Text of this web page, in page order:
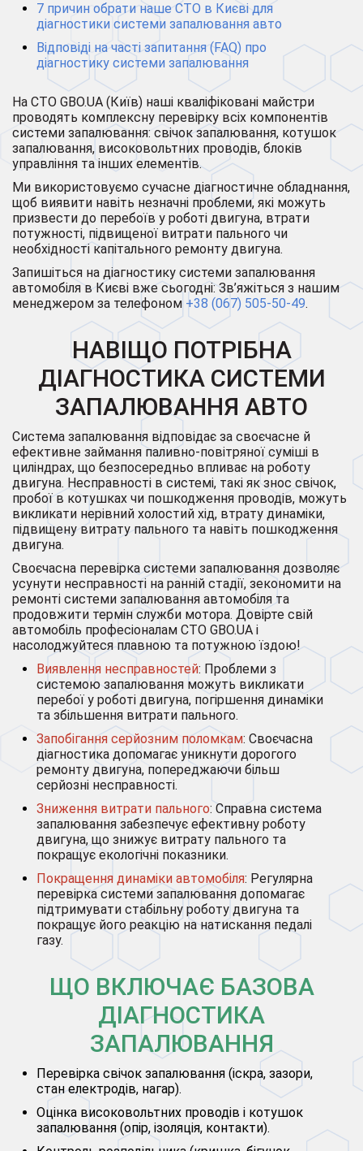
7 причин обрати наше СТО в Києві для
діагностики системи запалювання авто
Відповіді на часті запитання (FAQ) про
діагностику системи запалювання
На СТО GBO.UA (Київ) наші кваліфіковані майстри
проводять комплексну перевірку всіх компонентів
системи запалювання: свічок запалювання, котушок
запалювання, високовольтних проводів, блоків
управління та інших елементів.
Ми використовуємо сучасне діагностичне обладнання,
щоб виявити навіть незначні проблеми, які можуть
призвести до перебоїв у роботі двигуна, втрати
потужності, підвищеної витрати пального чи
необхідності капітального ремонту двигуна.
Запишіться на діагностику системи запалювання
автомобіля в Києві вже сьогодні: Зв’яжіться з нашим
менеджером за телефоном +38 (067) 505-50-49.
НАВІЩО ПОТРІБНА
ДІАГНОСТИКА СИСТЕМИ
ЗАПАЛЮВАННЯ АВТО
Система запалювання відповідає за своєчасне й
ефективне займання паливно-повітряної суміші в
циліндрах, що безпосередньо впливає на роботу
двигуна. Несправності в системі, такі як знос свічок,
пробої в котушках чи пошкодження проводів, можуть
викликати нерівний холостий хід, втрату динаміки,
підвищену витрату пального та навіть пошкодження
двигуна.
Своєчасна перевірка системи запалювання дозволяє
усунути несправності на ранній стадії, зекономити на
ремонті системи запалювання автомобіля та
продовжити термін служби мотора. Довірте свій
автомобіль професіоналам СТО GBO.UA і
насолоджуйтеся плавною та потужною їздою!
Виявлення несправностей: Проблеми з
системою запалювання можуть викликати
перебої у роботі двигуна, погіршення динаміки
та збільшення витрати пального.
Запобігання серйозним поломкам: Своєчасна
діагностика допомагає уникнути дорогого
ремонту двигуна, попереджаючи більш
серйозні несправності.
Зниження витрати пального: Справна система
запалювання забезпечує ефективну роботу
двигуна, що знижує витрату пального та
покращує екологічні показники.
Покращення динаміки автомобіля: Регулярна
перевірка системи запалювання допомагає
підтримувати стабільну роботу двигуна та
покращує його реакцію на натискання педалі
газу.
ЩО ВКЛЮЧАЄ БАЗОВА
ДІАГНОСТИКА
ЗАПАЛЮВАННЯ
Перевірка свічок запалювання (іскра, зазори,
стан електродів, нагар).
Оцінка високовольтних проводів і котушок
запалювання (опір, ізоляція, контакти).